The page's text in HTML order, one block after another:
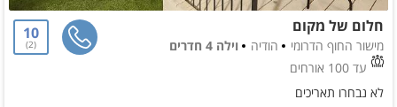
חלום של מקום
מישור החוף הדרומי הודיה
וילה 4 חדרים
עד 100 אורחים
10
2
לא נבחרו תאריכים